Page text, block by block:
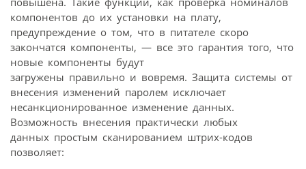
компонентов до их установки на плату,
предупреждение о том, что в питателе скоро
закончатся компоненты, — все это гарантия того, что
новые компоненты будут
загружены правильно и вовремя. Защита системы от
внесения изменений паролем исключает
несанкционированное изменение данных.
Возможность внесения практически любых
данных простым сканированием штрих-кодов
позволяет: